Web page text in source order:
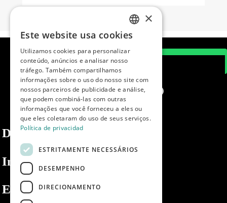
Dibaq
Informações
Espaço privado
SPANISH
ENGLISH
PORTUGUESE
×
Este website usa cookies
Utilizamos cookies para personalizar
conteúdo, anúncios e analisar nosso
tráfego. Também compartilhamos
informações sobre o uso do nosso site com
nossos parceiros de publicidade e análise,
que podem combiná-las com outras
informações que você forneceu a eles ou
que eles coletaram do uso de seus serviços.
Política de privacidad
ESTRITAMENTE NECESSÁRIOS
DESEMPENHO
DIRECIONAMENTO